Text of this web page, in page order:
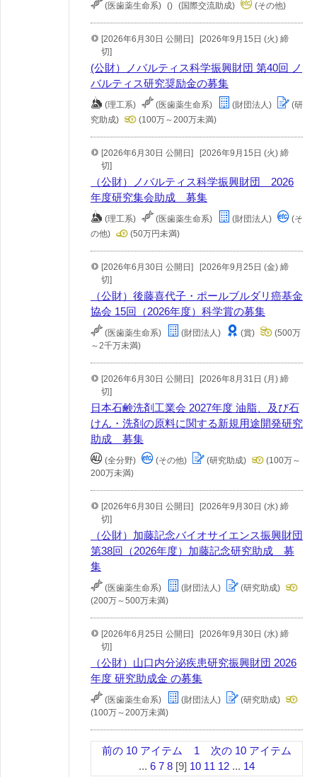
(医歯薬生命系) () (国際交流助成) (その他)
[2026年6月30日 公開日]
[2026年9月15日 (火) 締
切]
(公財）ノバルティス科学振興財団 第40回 ノ
バルティス研究奨励金の募集
(理工系) (医歯薬生命系) (財団法人)
(研
究助成)
(100万～200万未満)
[2026年6月30日 公開日]
[2026年9月15日 (火) 締
切]
（公財）ノバルティス科学振興財団 2026
年度研究集会助成 募集
(理工系) (医歯薬生命系) (財団法人)
(そ
の他)
(50万円未満)
[2026年6月30日 公開日]
[2026年9月25日 (金) 締
切]
（公財）後藤喜代子・ポールブルダリ癌基金
協会 15回（2026年度）科学賞の募集
(医歯薬生命系) (財団法人) (賞)
(500万
～2千万未満)
[2026年6月30日 公開日]
[2026年8月31日 (月) 締
切]
日本石鹸洗剤工業会 2027年度 油脂、及び石
けん・洗剤の原料に関する新規用途開発研究
助成 募集
(全分野) (その他) (研究助成)
(100万～
200万未満)
[2026年6月30日 公開日]
[2026年9月30日 (水) 締
切]
（公財）加藤記念バイオサイエンス振興財団
第38回（2026年度）加藤記念研究助成 募
集
(医歯薬生命系) (財団法人)
(研究助成)
(200万～500万未満)
[2026年6月25日 公開日]
[2026年9月30日 (水) 締
切]
（公財）山口内分泌疾患研究振興財団 2026
年度 研究助成金 の募集
(医歯薬生命系) (財団法人)
(研究助成)
(100万～200万未満)
前の 10 アイテム 次の 10 アイテム
1
... 6 7 8 [9] 10 11 12 ... 14